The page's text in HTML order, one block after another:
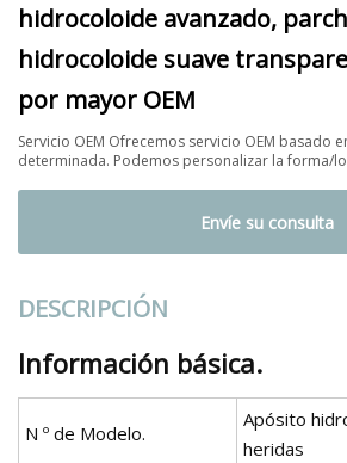
hidrocoloide avanzado,
hidrocoloide suave
por mayor OEM
Servicio OEM Ofrecemos servicio OEM basado
determinada. Podemos personalizar la
Envíe su consulta
DESCRIPCIÓN
Información básica.
N º de Modelo.
Apósito
heridas